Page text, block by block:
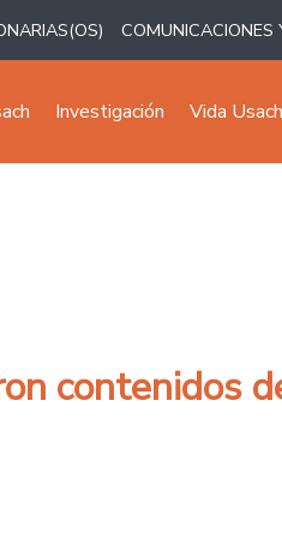
COMUNICACIONES
Investigación Vida
contenidos